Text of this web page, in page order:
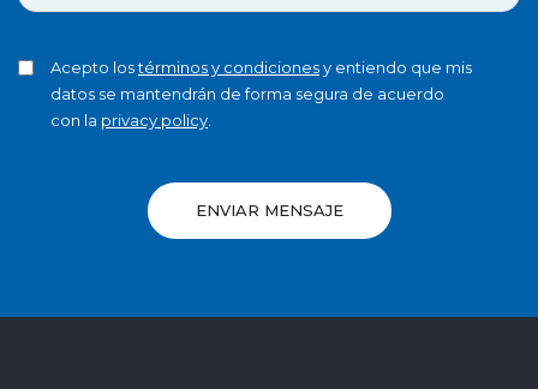
Acepto lostérminos y condicionesy entiendo que mis
datos se mantendrán de forma segura de acuerdo
con la privacy policy.
ENVIAR MENSAJE